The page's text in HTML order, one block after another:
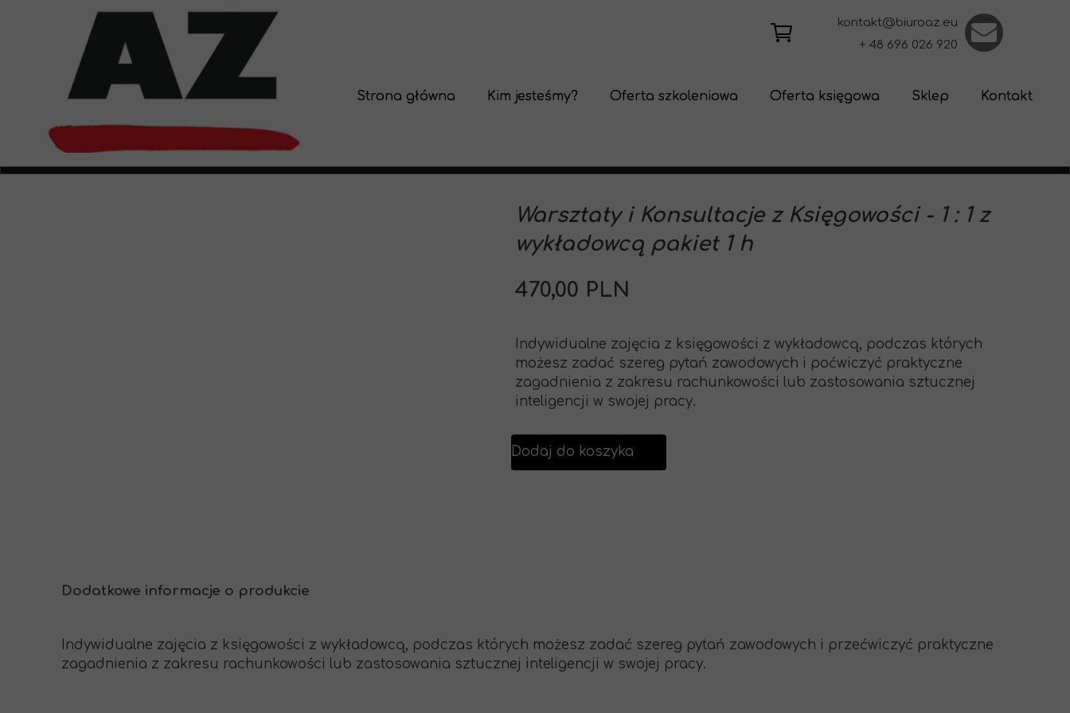
Strona główna Kim jesteśmy? Oferta szkoleniowa Oferta księgowa
ZUS Kadry i Płace
Sklep
Coaching i wsparcie
Kontakt
kontakt@biuroaz.eu
+ 48 696 026 920
Dodaj do koszyka
Indywidualne zajęcia z księgowości z wykładowcą, podczas których
możesz zadać szereg pytań zawodowych i poćwiczyć praktyczne
zagadnienia z zakresu rachunkowości lub zastosowania sztucznej
inteligencji w swojej pracy.
470,00 PLN
Warsztaty i Konsultacje z Księgowości - 1 : 1 z
wykładowcą pakiet 1 h
Dodatkowe informacje o produkcie
Indywidualne zajęcia z księgowości z wykładowcą, podczas których możesz zadać szereg pytań zawodowych i przećwiczyć praktyczne
zagadnienia z zakresu rachunkowości lub zastosowania sztucznej inteligencji w swojej pracy.